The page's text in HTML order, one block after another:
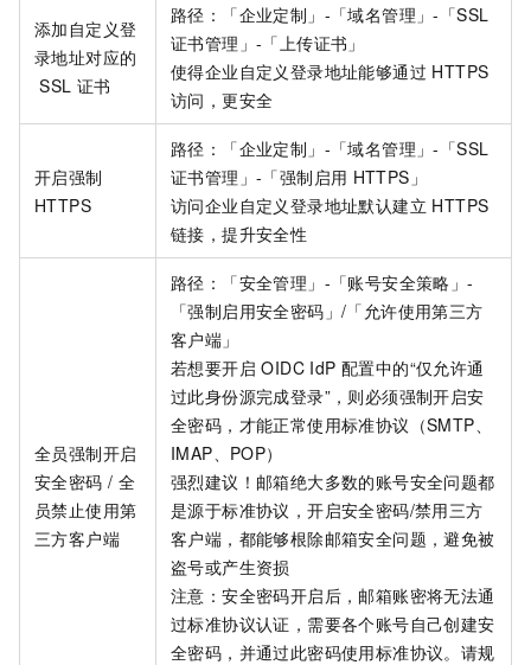
添加自定义登
录地址对应的
SSL 证书
路径：「企业定制」-「域名管理」-「SSL
证书管理」-「上传证书」
使得企业自定义登录地址能够通过 HTTPS
访问，更安全
开启强制
HTTPS
路径：「企业定制」-「域名管理」-「SSL
证书管理」-「强制启用 HTTPS」
访问企业自定义登录地址默认建立 HTTPS
链接，提升安全性
全员强制开启
安全密码 / 全
员禁止使用第
三方客户端
路径：「安全管理」-「账号安全策略」-
「强制启用安全密码」/「允许使用第三方
客户端」
若想要开启 OIDC IdP 配置中的“仅允许通
过此身份源完成登录”，则必须强制开启安
全密码，才能正常使用标准协议（SMTP、
IMAP、POP）
强烈建议！邮箱绝大多数的账号安全问题都
是源于标准协议，开启安全密码/禁用三方
客户端，都能够根除邮箱安全问题，避免被
盗号或产生资损
注意：安全密码开启后，邮箱账密将无法通
过标准协议认证，需要各个账号自己创建安
全密码，并通过此密码使用标准协议。请规